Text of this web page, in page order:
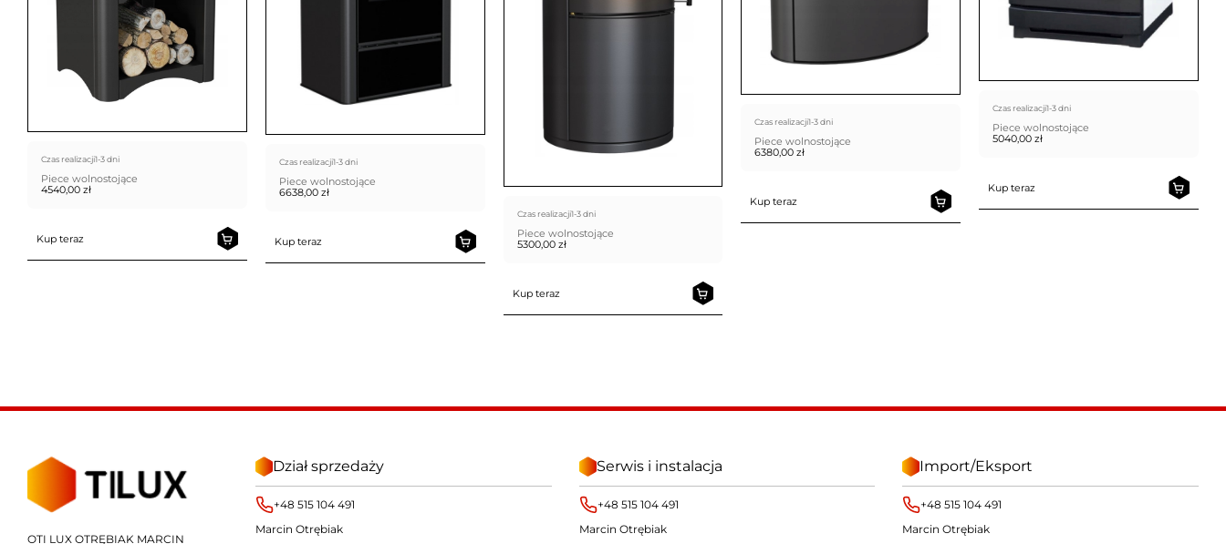
Czas realizacji1-3 dni
Piece wolnostojące
4540,00 zł
Kup teraz
Czas realizacji1-3 dni
Piece wolnostojące
6638,00 zł
Kup teraz
Czas realizacji1-3 dni
Piece wolnostojące
5300,00 zł
Kup teraz
Czas realizacji1-3 dni
Piece wolnostojące
6380,00zł
Kup teraz
Czas realizacji1-3 dni
Piece wolnostojące
5040,00zł
Kup teraz
OTI LUX OTRĘBIAK MARCIN
Dział sprzedaży
+48 515 104 491
Marcin Otrębiak
Serwis i instalacja
+48 515 104 491
Marcin Otrębiak
Import/Eksport
+48 515 104 491
Marcin Otrębiak